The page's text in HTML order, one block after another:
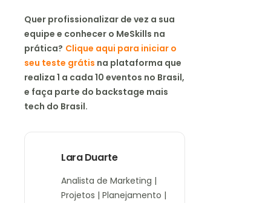
Quer profissionalizar de vez a sua
equipe e conhecer o MeSkills na
prática? Clique aqui para iniciar o
seu teste grátis na plataforma que
realiza 1 a cada 10 eventos no Brasil,
e faça parte do backstage mais
tech do Brasil.
Lara Duarte
Analista de Marketing |
Projetos | Planejamento |